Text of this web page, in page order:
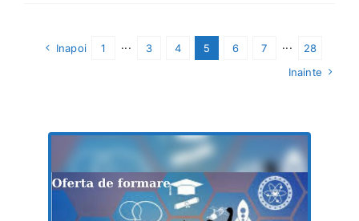
Inapoi 1 ··· 3 4 5 6 7 ···
28
Inainte